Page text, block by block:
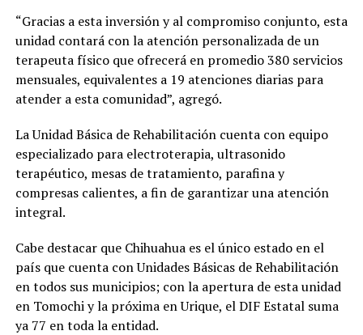
“Gracias a esta inversión y al compromiso conjunto, esta
unidad contará con la atención personalizada de un
terapeuta físico que ofrecerá en promedio 380 servicios
mensuales, equivalentes a 19 atenciones diarias para
atender a esta comunidad”, agregó.
La Unidad Básica de Rehabilitación cuenta con equipo
especializado para electroterapia, ultrasonido
terapéutico, mesas de tratamiento, parafina y
compresas calientes, a fin de garantizar una atención
integral.
Cabe destacar que Chihuahua es el único estado en el
país que cuenta con Unidades Básicas de Rehabilitación
en todos sus municipios; con la apertura de esta unidad
en Tomochi y la próxima en Urique, el DIF Estatal suma
ya 77 en toda la entidad.